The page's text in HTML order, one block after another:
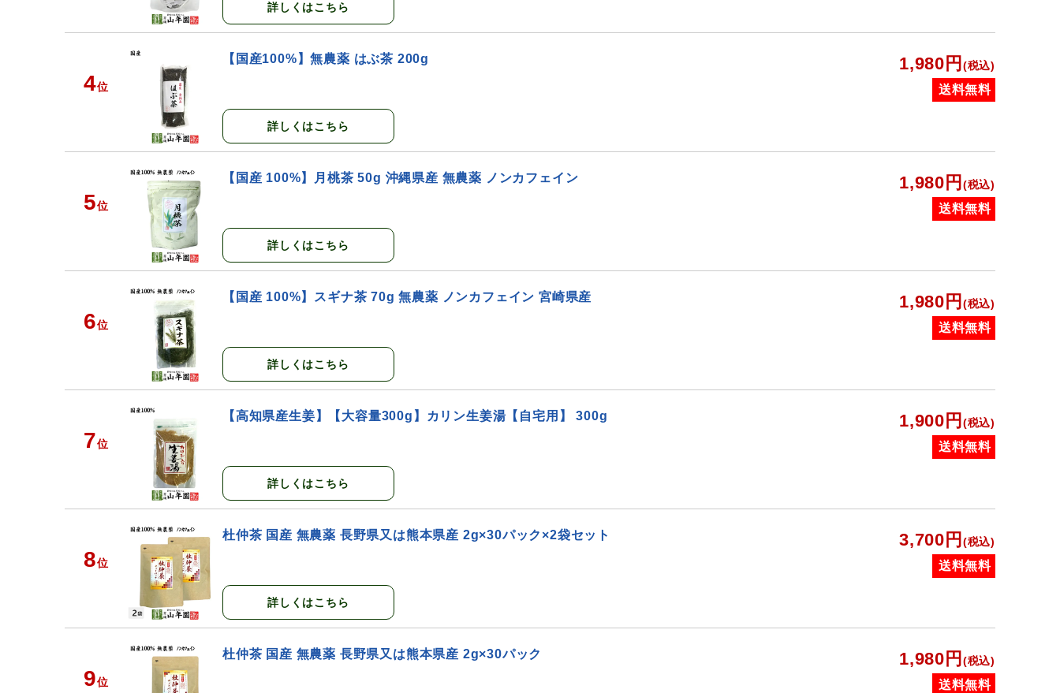
詳しくはこちら
4位
【国産100%】無農薬 はぶ茶 200g
詳しくはこちら
1,980円 (税込)
送料無料
5位
【国産 100%】月桃茶 50g 沖縄県産 無農薬 ノンカフェイン
詳しくはこちら
1,980円 (税込)
送料無料
6位
【国産 100%】スギナ茶 70g 無農薬 ノンカフェイン 宮崎県産
詳しくはこちら
1,980円 (税込)
送料無料
7位
【高知県産生姜】【大容量300g】カリン生姜湯【自宅用】 300g
詳しくはこちら
1,900円 (税込)
送料無料
8位
杜仲茶 国産 無農薬 長野県又は熊本県産 2g×30パック×2袋セット
詳しくはこちら
3,700円 (税込)
送料無料
9位
杜仲茶 国産 無農薬 長野県又は熊本県産 2g×30パック 1,980円 (税込)
送料無料